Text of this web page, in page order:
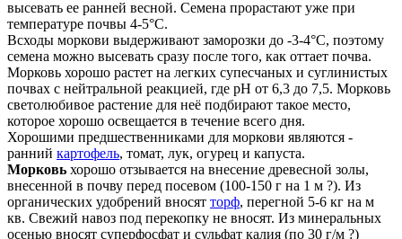
высевать ее ранней весной. Семена прорастают уже при
температуре почвы 4-5°С.
Всходы моркови выдерживают заморозки до -3-4°С, поэтому
семена можно высевать сразу после того, как оттает почва.
Морковь хорошо растет на легких супесчаных и суглинистых
почвах с нейтральной реакцией, где рН от 6,3 до 7,5. Морковь
светолюбивое растение для неё подбирают такое место,
которое хорошо освещается в течение всего дня.
Хорошими предшественниками для моркови являются -
ранний картофель, томат, лук, огурец и капуста.
Морковь хорошо отзывается на внесение древесной золы,
внесенной в почву перед посевом (100-150 г на 1 м ?). Из
органических удобрений вносят торф, перегной 5-6 кг на м
кв. Свежий навоз под перекопку не вносят. Из минеральных
осенью вносят суперфосфат и сульфат калия (по 30 г/м ?)